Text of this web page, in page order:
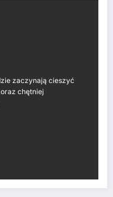
zaczynają cieszyć
chętniej